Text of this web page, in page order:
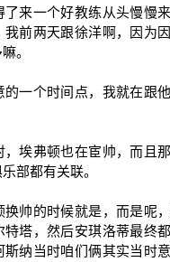
了来一个好教练从头慢慢
我前两天跟徐洋啊，因为
。
一个时间点，我就在跟
，埃弗顿也在宦帅，而且
部都有关联。
换帅的时候就是，而是呢
特塔，然后安琪洛蒂最终
斯纳当时咱们俩其实当时